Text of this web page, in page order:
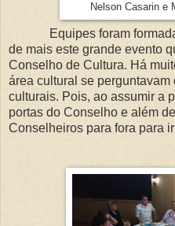
Nelson Casarin e
Equipes foram
de mais este grande evento
Conselho de Cultura. Há
área cultural se
culturais. Pois, ao assumir a
portas do Conselho e além
Conselheiros para fora para